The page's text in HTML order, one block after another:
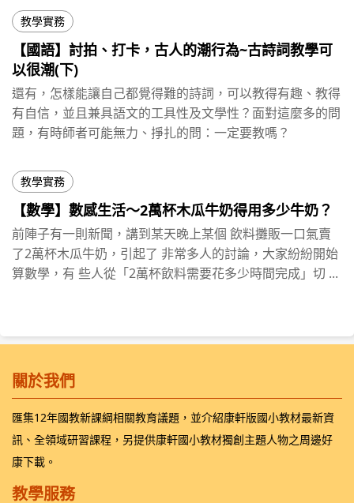
教學實務
【國語】討拍、打卡，古人的潮行為~古詩詞教學可
以很潮(下)
還有，怎樣能讓自己都覺得難的詩詞，可以教得有趣、教得
有自信，並且兼具語文的工具性及文學性？面對這麼多的問
題，有時師者可能無力、掙扎的問：一定要教嗎？
教學實務
【數學】數感生活～2萬杯木瓜牛奶得用多少牛奶？
前陣子有一則新聞，講到某天晚上某個 飲料攤販一口氣賣
了2萬杯木瓜牛奶，引起了 非常多人的討論，大家紛紛開始
算數學，有 些人從「2萬杯飲料需要花多少時間完成」切 ...
關於我們
匯集12年國教新課綱相關教育議題，並介紹康軒版國小教材最新資
訊、全領域研習課程，另提供康軒國小教材獨創主題人物之周邊好
康下載。
教學服務